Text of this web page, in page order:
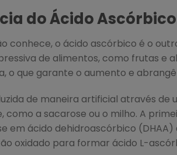
do Ácido
conhece, o ácido ascórbico é o
de alimentos, como frutas e
o que garante o aumento e
de maneira artificial através de
como a sacarose ou o milho. A
em ácido dehidroascórbico
oxidado para formar ácido L-